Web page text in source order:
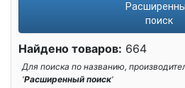
поиск
Найдено товаров: 664
Для поиска по названию,
'Расширенный поиск'